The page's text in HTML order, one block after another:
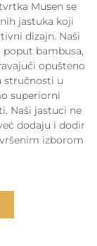
Musen se
jastuka koji
dizajn. Naši
bambusa,
opušteno
stručnosti u
superiorni
Naši jastuci ne
dodaju i dodir
izborom